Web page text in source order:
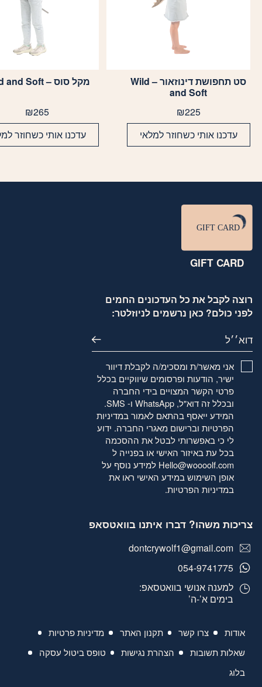
סט תחפושת דינוזאור – Wild
and Soft
₪225
עדכנו אותי כשחוזר למלאי
מקל סוס – Wild and Soft
₪265
עדכנו אותי כשחוזר
רוצה לקבל את כל העדכונים החמים
לפני כולם? כאן נרשמים לניוזלטר:
דוא׳׳ל
אני מאשר/ת ומסכימ/ה לקבלת דיוור
ישיר, הודעות ופרסומים שיווקיים בכלל
פרטי הקשר המצויים בידי החברה
ובכלל זה דוא"ל, WhatsApp ו- SMS.
המידע ייאסף בהתאם לאמורבמדיניות
הפרטיותוברישום מאגרי החברה. ידוע
לי כי באפשרותי לבטל את ההסכמה
בכל עת באיזור האישי או בפנייה ל
Hello@woooolf.com למידע נוסף על
אופן השימוש במידע האישי ראו את
במדיניות הפרטיות.
אודות צרו קשר תקנון האתר
מדיניות פרטיות
שאלות תשובות
הצהרת נגישות
טופס ביטול עסקה
בלוג
צריכות משהו? דברו איתנו בוואטסאפ
dontcrywolf1@gmail.com
054-9741775
למענה אנושי בוואטסאפ:
בימים א’-ה’
GIFT CARD